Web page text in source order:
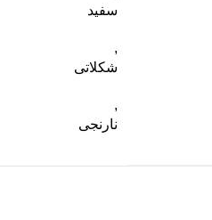
سفید
,
شکلاتی
,
نارنجی